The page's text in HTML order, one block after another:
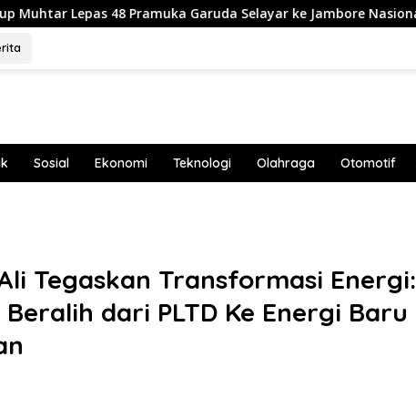
Garuda Selayar ke Jambore Nasional XII 2026 di Cibubur
Sosial Ekonomi Teknologi Olahraga Otomotif
Tegaskan Transformasi Energi:
dari PLTD Ke Energi Baru